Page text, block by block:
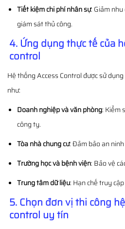
Tiết kiệm chi phí nhân sự: Giảm
giám sát thủ công.
4. Ứng dụng thực tế của
control
Hệ thống Access Control được sử
như:
Doanh nghiệp và văn phòng: Kiểm
công ty.
Tòa nhà chung cư: Đảm bảo an
Trường học và bệnh viện: Bảo vệ
Trung tâm dữ liệu: Hạn chế truy
5. Chọn đơn vị thi công
control uy tín